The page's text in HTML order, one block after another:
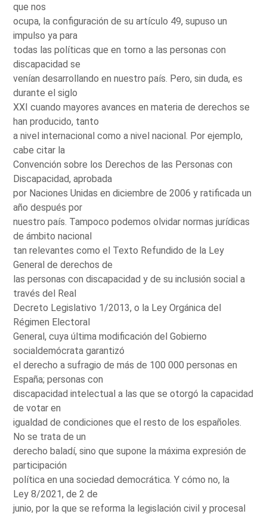
que nos
ocupa, la configuración de su artículo 49, supuso un
impulso ya para
todas las políticas que en torno a las personas con
discapacidad se
venían desarrollando en nuestro país. Pero, sin duda, es
durante el siglo
XXI cuando mayores avances en materia de derechos se
han producido, tanto
a nivel internacional como a nivel nacional. Por ejemplo,
cabe citar la
Convención sobre los Derechos de las Personas con
Discapacidad, aprobada
por Naciones Unidas en diciembre de 2006 y ratificada un
año después por
nuestro país. Tampoco podemos olvidar normas jurídicas
de ámbito nacional
tan relevantes como el Texto Refundido de la Ley
General de derechos de
las personas con discapacidad y de su inclusión social a
través del Real
Decreto Legislativo 1/2013, o la Ley Orgánica del
Régimen Electoral
General, cuya última modificación del Gobierno
socialdemócrata garantizó
el derecho a sufragio de más de 100 000 personas en
España; personas con
discapacidad intelectual a las que se otorgó la capacidad
de votar en
igualdad de condiciones que el resto de los españoles.
No se trata de un
derecho baladí, sino que supone la máxima expresión de
participación
política en una sociedad democrática. Y cómo no, la
Ley 8/2021, de 2 de
junio, por la que se reforma la legislación civil y procesal